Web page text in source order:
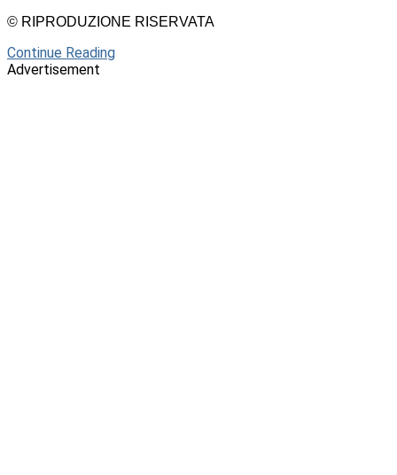
© RIPRODUZIONE RISERVATA
Continue Reading
Advertisement